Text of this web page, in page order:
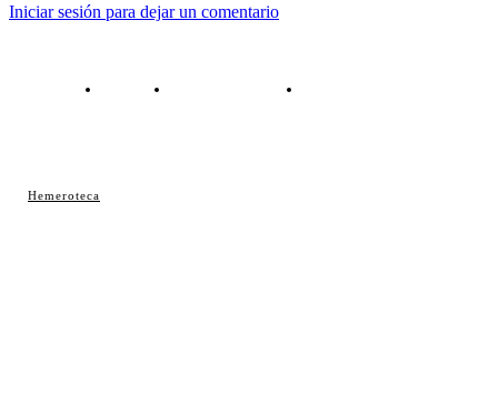
Hemeroteca
Iniciar sesión para dejar un comentario
Contacto Política de cookies